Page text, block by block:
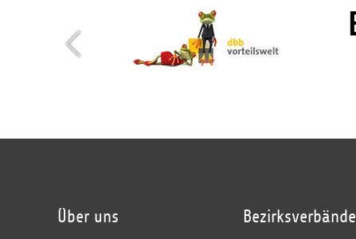
Über uns Bezirksverbände